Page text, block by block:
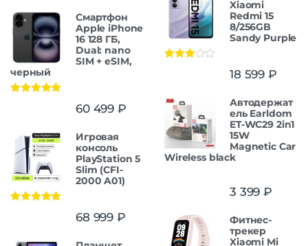
Смартфон
Apple iPhone
16 128 ГБ,
Dual: nano
SIM + eSIM,
черный
60 499 ₽
Игровая
консоль
PlayStation 5
Slim (CFI-
2000 A01)
68 999 ₽
Xiaomi
Redmi 15
8/256GB
Sandy Purple
18 599 ₽
Автодержат
ель Earldom
ET-WC29 2in1
15W
Magnetic Car
Wireless black
3 399 ₽
Фитнес-
трекер
Xiaomi Mi